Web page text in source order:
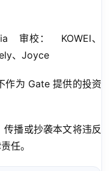
审校：   KOWEI、
、Joyce
作为 Gate 提供的投资
播或抄袭本文将违反
任。